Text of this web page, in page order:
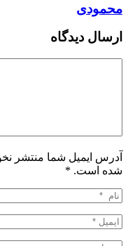
محمودی
ارسال دیدگاه
آدرس ایمیل شما منتشر
شده است. *